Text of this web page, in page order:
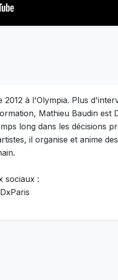
2012 à l'Olympia. Plus
Mathieu Baudin
long dans les décisions
il organise et anime
sociaux :